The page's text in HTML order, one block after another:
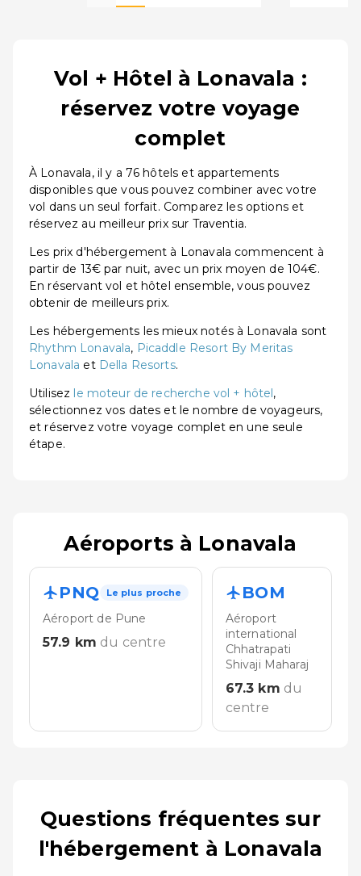
Vol + Hôtel à Lonavala :
réservez votre voyage
complet
À Lonavala, il y a 76 hôtels et appartements
disponibles que vous pouvez combiner avec votre
vol dans un seul forfait. Comparez les options et
réservez au meilleur prix sur Traventia.
Les prix d'hébergement à Lonavala commencent à
partir de 13€ par nuit, avec un prix moyen de 104€.
En réservant vol et hôtel ensemble, vous pouvez
obtenir de meilleurs prix.
Les hébergements les mieux notés à Lonavala sont
Rhythm Lonavala, Picaddle Resort By Meritas
Lonavala et Della Resorts.
Utilisez le moteur de recherche vol + hôtel,
sélectionnez vos dates et le nombre de voyageurs,
et réservez votre voyage complet en une seule
étape.
Aéroports à Lonavala
PNQ Le plus proche
Aéroport de Pune
57.9 km du centre
BOM
Aéroport
international
Chhatrapati
Shivaji Maharaj
67.3 km du
centre
Questions fréquentes sur
l'hébergement à Lonavala